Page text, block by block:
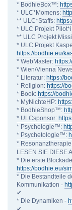
* BodhieBox™:
* ULC*Momens:
** ULC*Staffs:
* ULC Projekt
** ULC Projekt
* ULC Projekt
https://bodhie.eu/
* WebMaster:
* Wien/Vienna
* Literatur: https://
* Religion: https://
* Book: https://
* MyNichteHP:
* BodhieShop™:
* ULCsponsor:
* Psychelogie™:
* Psychetologie™:
*
LESEN SIE DIESE
* Die erste
https://bodhie.eu/
* Die Bestandteile
Kommunikation -
✔
* Die Dynamiken -